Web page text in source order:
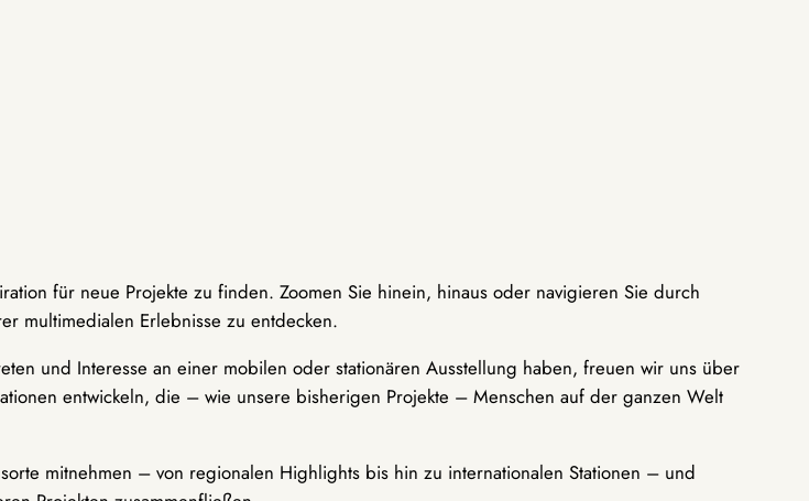
für neue Projekte zu finden. Zoomen Sie hinein, hinaus oder navigieren Sie durch
multimedialen Erlebnisse zu entdecken.
und Interesse an einer mobilen oder stationären Ausstellung haben, freuen wir uns über
entwickeln, die – wie unsere bisherigen Projekte – Menschen auf der ganzen Welt
mitnehmen – von regionalen Highlights bis hin zu internationalen Stationen – und